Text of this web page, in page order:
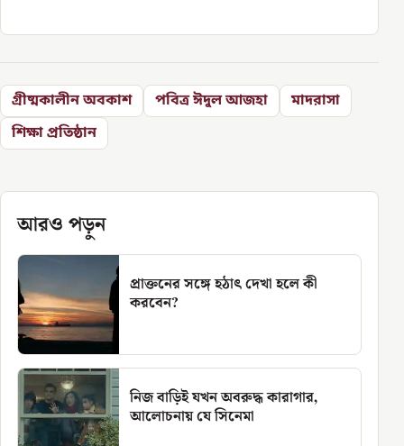
গ্রীষ্মকালীন অবকাশ পবিত্র ঈদুল আজহা
মাদরাসা
শিক্ষা প্রতিষ্ঠান
আরও পড়ুন
প্রাক্তনের সঙ্গে হঠাৎ দেখা হলে কী
করবেন?
নিজ বাড়িই যখন অবরুদ্ধ কারাগার,
আলোচনায় যে সিনেমা